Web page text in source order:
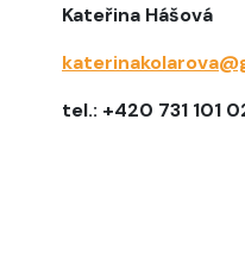
Kateřina Hášová
tel.: +420 731 101